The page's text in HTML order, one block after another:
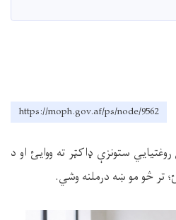
https://moph.gov.af/ps/node/9562
ستونزې ډاکټر ته ووایئ او د
تر څو مو ښه درملنه وشي.